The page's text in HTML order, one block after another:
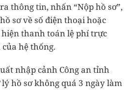
thông tin, nhấn “Nộp hồ sơ”,
sơ về số điện thoại hoặc
thanh toán lệ phí trực
hệ thống.
nhập cảnh Công an tỉnh
hồ sơ không quá 3 ngày làm